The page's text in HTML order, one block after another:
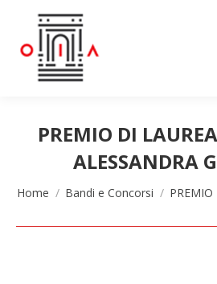
PREMIO DI
ALESSANDRA
Tu sei qui:
Home Bandi e Concorsi